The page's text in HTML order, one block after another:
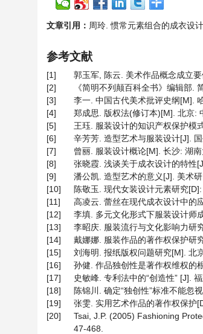
文章引用： 周玲. 惯常元素组合的成衣设
参考文献
[1]
郭玉军, 陈云. 美术作品概念成立
[2]
《简明不列颠百科全书》编辑部.
[3]
李一. 中国古代美术批评史纲[M].
[4]
郑成思. 版权法(修订本)[M]. 北京:
[5]
王珏. 服装设计的知识产权保护模
[6]
辛芳芳. 造型艺术与服装设计[J].
[7]
曾丽. 服装设计概论[M]. 长沙: 湖
[8]
张晓霞. 浅谈关于成衣设计的特性
[9]
潘公凯. 造型艺术的意义[J]. 美术
[10]
陈敬玉. 现代女装设计元素研究
[11]
高凌云. 蕾丝在现代成衣设计中的
[12]
李填. 多元文化形式下服装设计师
[13]
李昭庆. 服装流行与文化影响力研
[14]
戴娜娜. 服装作品的著作权保护研
[15]
刘海明. 报纸版权问题研究[M]. 北
[16]
孙健. 作品独创性是著作权维权的
[17]
史敏峰. 专利法中的“创造性” [J].
[18]
陈锦川. 确定“独创性”标准不能忽
[19]
张雯. 实用艺术作品的著作权保护
[20]
Tsai, J.P. (2005) Fashioning
47-468.